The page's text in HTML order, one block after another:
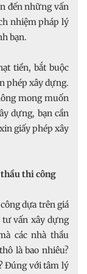
đến những vấn
nhiệm pháp lý
bạn.
tiền, bắt buộc
phép xây dựng.
mong muốn
dựng, bạn cần
giấy phép xây
thi công
dựa trên giá
vấn xây dựng
các nhà thầu
là bao nhiêu?
Đúng với tâm lý